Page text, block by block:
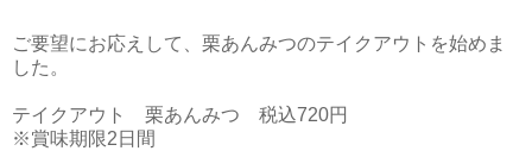
ご要望にお応えして、栗あんみつのテイクアウトを始めま
した。
テイクアウト 栗あんみつ 税込720円
※賞味期限2日間